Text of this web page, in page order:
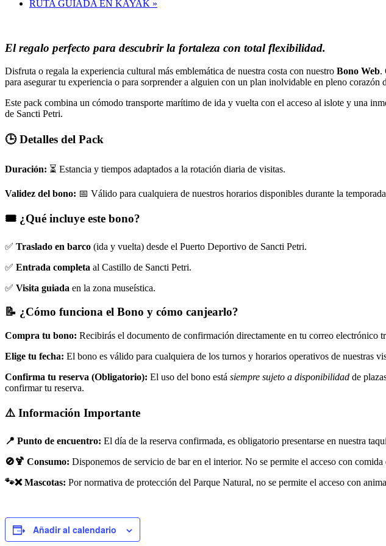
RUTA GUIADA EN KAYAK »
El regalo perfecto para descubrir la fortaleza con total flexibilidad.
Disfruta o regala la experiencia cultural más emblemática de nuestra costa con nuestro Bono Web.
para asegurar tu experiencia o para sorprender a alguien con un plan inolvidable en pleno corazón
Este pack combina un cómodo transporte marítimo de ida y vuelta con el acceso al islote y una
de Sancti Petri.
🕒 Detalles del Pack
Duración: ⏳ Estancia y tiempos adaptados a la rotación diaria de visitas.
Validez del bono: 📅 Válido para cualquiera de nuestros horarios disponibles durante la
🎟️ ¿Qué incluye este bono?
✅ Traslado en barco (ida y vuelta) desde el Puerto Deportivo de Sancti Petri.
✅ Entrada completa al Castillo de Sancti Petri.
✅ Visita guiada en la zona museística.
📝 ¿Cómo funciona el Bono y cómo canjearlo?
Compra tu bono: Recibirás el documento de confirmación directamente en tu correo electrónico
Elige tu fecha: El bono es válido para cualquiera de los turnos y horarios operativos de nuestras
Confirma tu reserva (Obligatorio): El uso del bono está siempre sujeto a disponibilidad de
confirmar tu reserva.
⚠️ Información Importante
📍 Punto de encuentro: El día de la reserva confirmada, es obligatorio presentarse en nuestra
🚫🍹 Consumo: Disponemos de servicio de bar en el interior. No se permite el acceso con
🐾❌ Mascotas: Por normativa de protección del Parque Natural, no se permite el acceso con
Añadir al calendario